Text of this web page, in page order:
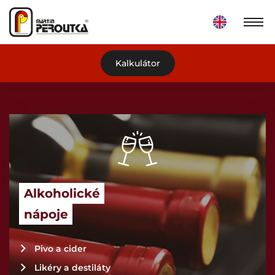
Kalkulátor
Alkoholické
nápoje
Pivo a cider
Likéry a destiláty